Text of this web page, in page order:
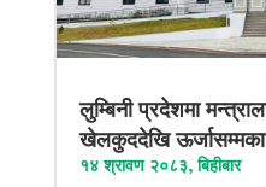
लुम्बिनी प्रदेशमा
खेलकुददेखि ऊर्जासम्मका
१४ श्रावण २०८३, बिहीबार